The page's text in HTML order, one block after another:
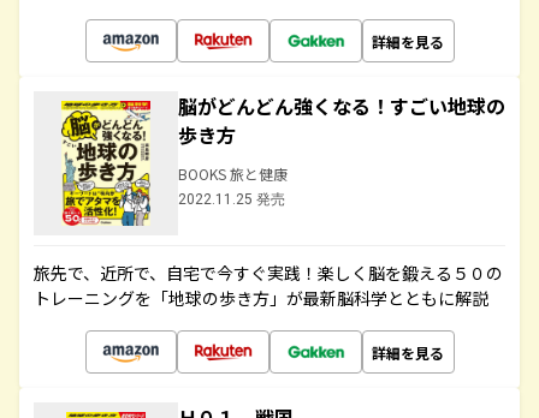
詳細を見る
脳がどんどん強くなる！すごい地球の
歩き方
BOOKS 旅と健康
2022.11.25 発売
旅先で、近所で、自宅で今すぐ実践！楽しく脳を鍛える５０の
トレーニングを「地球の歩き方」が最新脳科学とともに解説
詳細を見る